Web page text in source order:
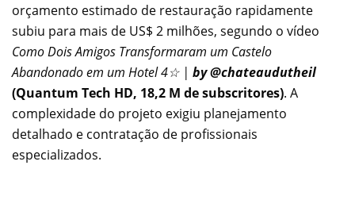
orçamento estimado de restauração rapidamente
subiu para mais de US$ 2 milhões, segundo o vídeo
Como Dois Amigos Transformaram um Castelo
Abandonado em um Hotel 4☆ | by @chateaudutheil
(Quantum Tech HD, 18,2 M de subscritores). A
complexidade do projeto exigiu planejamento
detalhado e contratação de profissionais
especializados.